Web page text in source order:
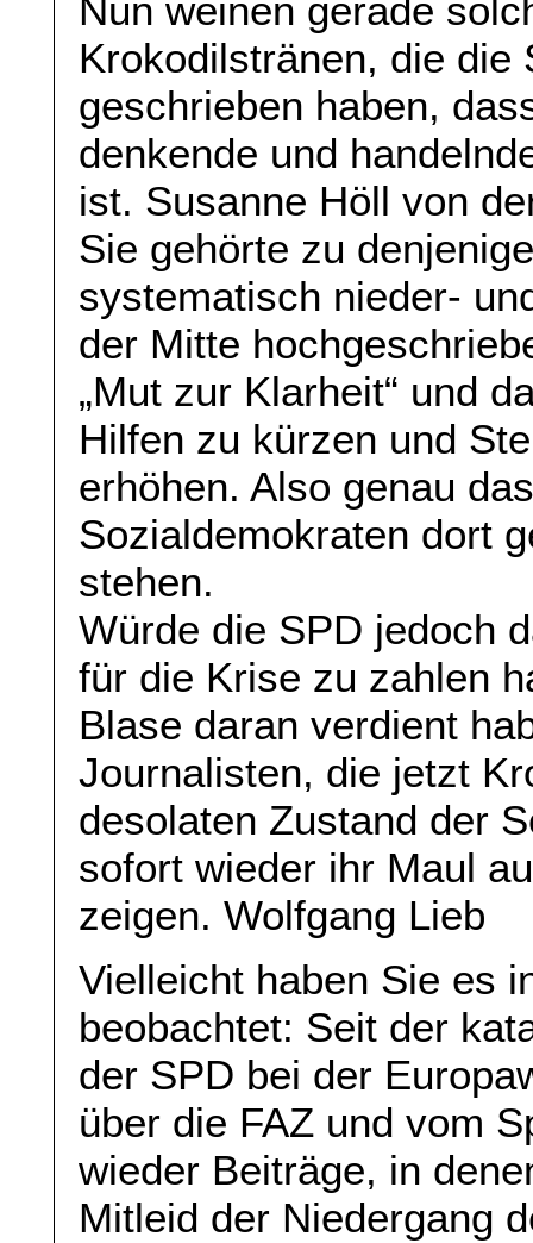
Nun weinen gerade
Krokodilstränen, die die
geschrieben haben,
denkende und
ist. Susanne Höll von
Sie gehörte zu
systematisch nieder-
der Mitte
„Mut zur Klarheit“ und
Hilfen zu kürzen und
erhöhen. Also genau
Sozialdemokraten dort
stehen.
Würde die SPD jedoch
für die Krise zu zahlen
Blase daran verdient
Journalisten, die jetzt
desolaten Zustand der
sofort wieder ihr Maul
zeigen. Wolfgang Lieb
Vielleicht haben Sie es
beobachtet: Seit der
der SPD bei der
über die FAZ und vom
wieder Beiträge, in
Mitleid der Niedergang